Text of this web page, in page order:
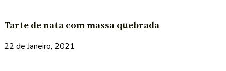
Tarte de nata com massa quebrada
22 de Janeiro, 2021